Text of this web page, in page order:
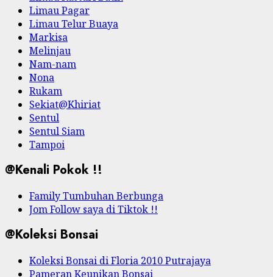
Limau Pagar
Limau Telur Buaya
Markisa
Melinjau
Nam-nam
Nona
Rukam
Sekiat@Khiriat
Sentul
Sentul Siam
Tampoi
@Kenali Pokok !!
Family Tumbuhan Berbunga
Jom Follow saya di Tiktok !!
@Koleksi Bonsai
Koleksi Bonsai di Floria 2010 Putrajaya
Pameran Keunikan Bonsai